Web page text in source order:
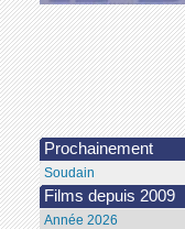
Prochainement
Soudain
Films depuis 2009
Année 2026